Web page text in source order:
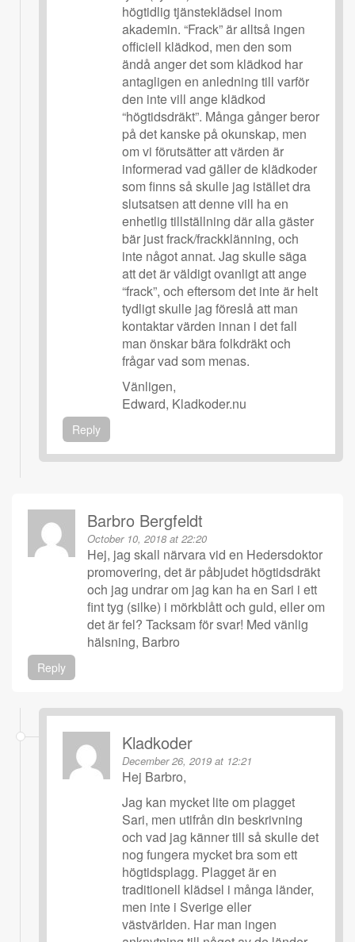
högtidlig tjänsteklädsel inom
akademin. “Frack” är alltså ingen
officiell klädkod, men den som
ändå anger det som klädkod har
antagligen en anledning till varför
den inte vill ange klädkod
“högtidsdräkt”. Många gånger beror
på det kanske på okunskap, men
om vi förutsätter att värden är
informerad vad gäller de klädkoder
som finns så skulle jag istället dra
slutsatsen att denne vill ha en
enhetlig tillställning där alla gäster
bär just frack/frackklänning, och
inte något annat. Jag skulle säga
att det är väldigt ovanligt att ange
“frack”, och eftersom det inte är helt
tydligt skulle jag föreslå att man
kontaktar värden innan i det fall
man önskar bära folkdräkt och
frågar vad som menas.
Vänligen,
Edward, Kladkoder.nu
Reply
Barbro Bergfeldt
October 10, 2018 at 22:20
Hej, jag skall närvara vid en Hedersdoktor
promovering, det är påbjudet högtidsdräkt
och jag undrar om jag kan ha en Sari i ett
fint tyg (silke) i mörkblått och guld, eller om
det är fel? Tacksam för svar! Med vänlig
hälsning, Barbro
Reply
Kladkoder
December 26, 2019 at 12:21
Hej Barbro,
Jag kan mycket lite om plagget
Sari, men utifrån din beskrivning
och vad jag känner till så skulle det
nog fungera mycket bra som ett
högtidsplagg. Plagget är en
traditionell klädsel i många länder,
men inte i Sverige eller
västvärlden. Har man ingen